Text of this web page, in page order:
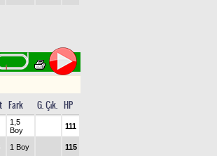
Fark G. Çık. HP
1,5
Boy
111
1 Boy 115